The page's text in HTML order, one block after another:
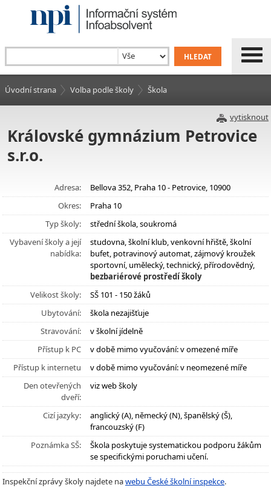
Úvodní strana Volba podle školy Škola
vytisknout
Královské gymnázium Petrovice
s.r.o.
Adresa:
Bellova 352, Praha 10 - Petrovice, 10900
Okres:
Praha 10
Typ školy:
střední škola, soukromá
Vybavení školy a její
nabídka:
studovna, školní klub, venkovní hřiště, školní
bufet, potravinový automat, zájmový kroužek
sportovní, umělecký, technický, přírodovědný,
bezbariérové prostředí školy
Velikost školy:
SŠ 101 - 150 žáků
Ubytování:
škola nezajišťuje
Stravování:
v školní jídelně
Přístup k PC
v době mimo vyučování: v omezené míře
Přístup k internetu
v době mimo vyučování: v neomezené míře
Den otevřených
dveří:
viz web školy
Cizí jazyky:
anglický (A), německý (N), španělský (Š),
francouzský (F)
Poznámka SŠ:
Škola poskytuje systematickou podporu žákům
se specifickými poruchami učení.
Inspekční zprávy školy najdete nawebu České školní inspekce.